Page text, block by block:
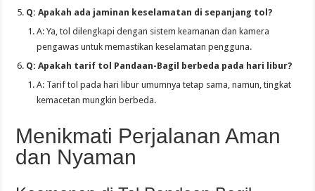
Q: Apakah ada jaminan keselamatan di sepanjang tol?
A: Ya, tol dilengkapi dengan sistem keamanan dan kamera
pengawas untuk memastikan keselamatan pengguna.
Q: Apakah tarif tol Pandaan-Bagil berbeda pada hari libur?
A: Tarif tol pada hari libur umumnya tetap sama, namun, tingkat
kemacetan mungkin berbeda.
Menikmati Perjalanan Aman
dan Nyaman